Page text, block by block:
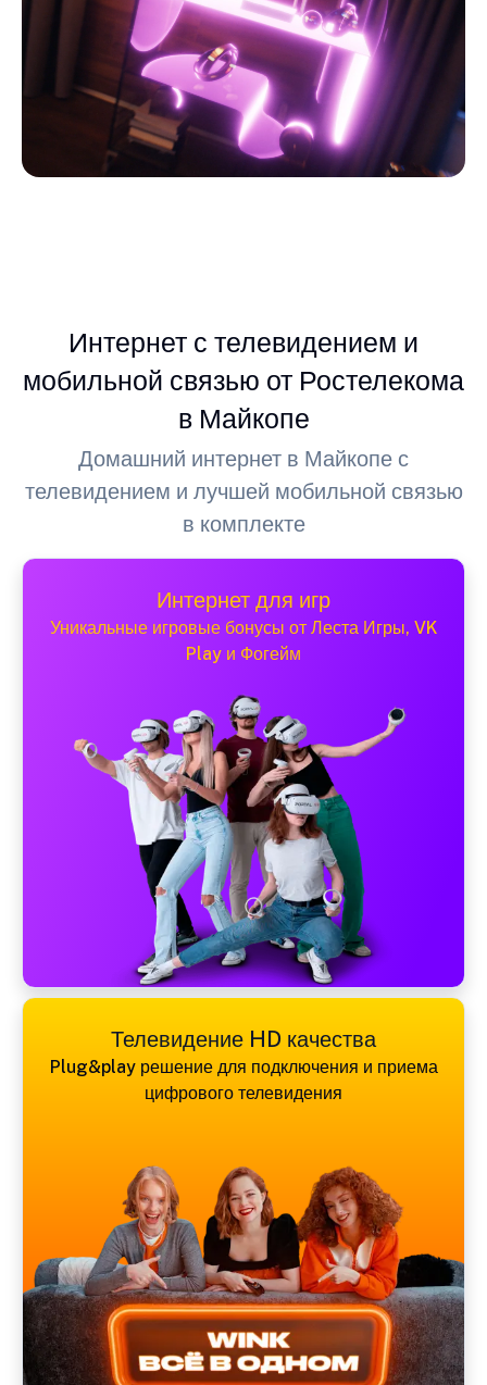
Интернет с телевидением и
мобильной связью от Ростелекома
в Майкопе
Домашний интернет в Майкопе с
телевидением и лучшей мобильной связью
в комплекте
Интернет для игр
Уникальные игровые бонусы от Леста Игры, VK
Play и Фогейм
Телевидение HD качества
Plug&play решение для подключения и приема
цифрового телевидения